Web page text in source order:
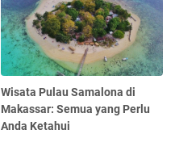
Wisata Pulau Samalona di
Makassar: Semua yang Perlu
Anda Ketahui